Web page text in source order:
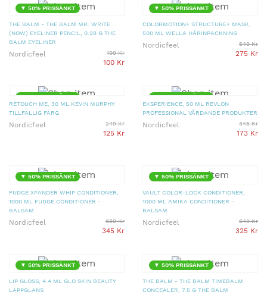
▼ 50% PRISSÄNKT
THE BALM - THE BALM MR. WRITE
(NOW) EYELINER PENCIL, 0.28 G THE
BALM EYELINER
Nordicfeel 199 Kr
100 Kr
▼ 50% PRISSÄNKT
COLORMOTION+ STRUCTURE+ MASK,
500 ML WELLA HÅRINPACKNING
Nordicfeel 549 Kr
275 Kr
▼ 50% PRISSÄNKT
RETOUCH ME, 30 ML KEVIN MURPHY
TILLFÄLLIG FÄRG
Nordicfeel 249 Kr
125 Kr
▼ 50% PRISSÄNKT
EKSPERIENCE, 50 ML REVLON
PROFESSIONAL VÅRDANDE PRODUKTER
Nordicfeel 345 Kr
173 Kr
▼ 50% PRISSÄNKT
FUDGE XPANDER WHIP CONDITIONER,
1000 ML FUDGE CONDITIONER -
BALSAM
Nordicfeel 689 Kr
345 Kr
▼ 50% PRISSÄNKT
VAULT COLOR-LOCK CONDITIONER,
1000 ML AMIKA CONDITIONER -
BALSAM
Nordicfeel 649 Kr
325 Kr
▼ 50% PRISSÄNKT
LIP GLOSS, 4.4 ML GLO SKIN BEAUTY
LÄPPGLANS
▼ 50% PRISSÄNKT
THE BALM - THE BALM TIMEBALM
CONCEALER, 7.5 G THE BALM